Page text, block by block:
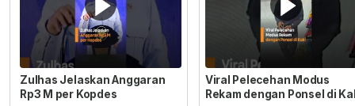
Zulhas Jelaskan Anggaran
Rp3 M per Kopdes
Viral Pelecehan Modus
Rekam dengan Ponsel di